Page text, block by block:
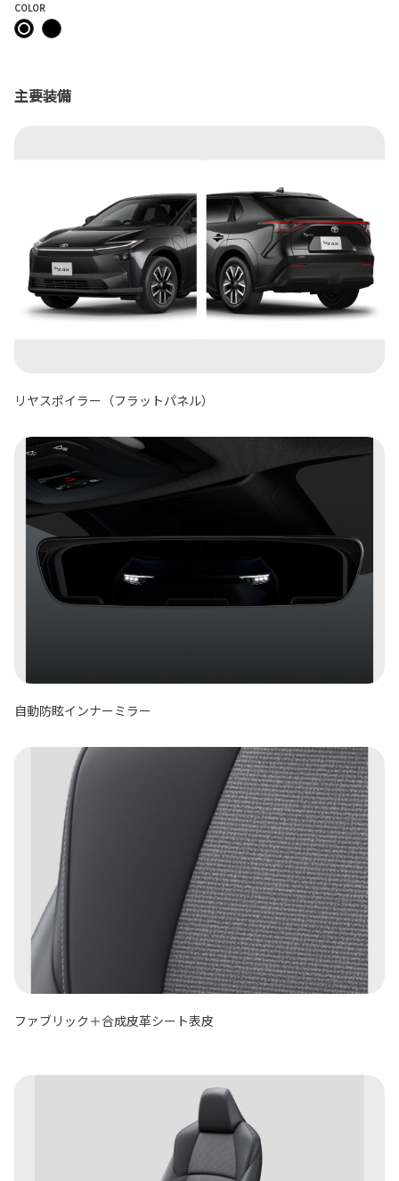
COLOR
主要装備
リヤスポイラー（フラットパネル）
自動防眩インナーミラー
ファブリック＋合成皮革シート表皮